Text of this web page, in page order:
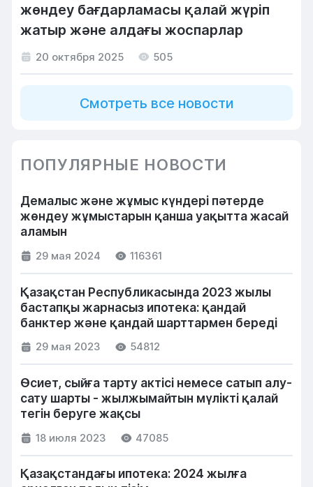
жөндеу бағдарламасы қалай жүріп
жатыр және алдағы жоспарлар
20 октября 2025 505
Смотреть все новости
ПОПУЛЯРНЫЕ НОВОСТИ
Демалыс және жұмыс күндері пәтерде
жөндеу жұмыстарын қанша уақытта жасай
аламын
29 мая 2024 116361
Қазақстан Республикасында 2023 жылы
бастапқы жарнасыз ипотека: қандай
банктер және қандай шарттармен береді
29 мая 2023 54812
Өсиет, сыйға тарту актісі немесе сатып алу-
сату шарты - жылжымайтын мүлікті қалай
тегін беруге жақсы
18 июля 2023 47085
Қазақстандағы ипотека: 2024 жылға